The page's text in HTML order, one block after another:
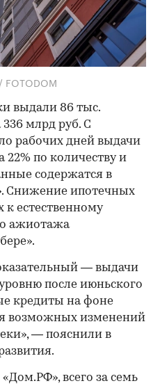
выдали 86 тыс.
млрд руб. С
рабочих дней выдачи
22% по количеству и
содержатся в
Снижение ипотечных
к естественному
ажиотажа
— выдачи
после июньского
кредиты на фоне
возможных изменений
— пояснили в
всего за семь